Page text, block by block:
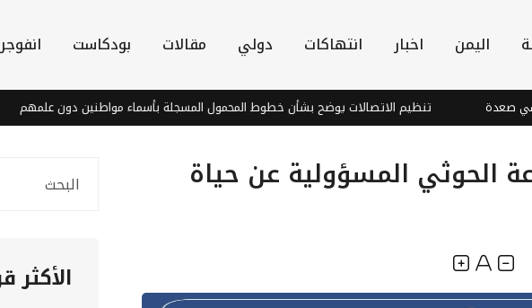
اليمن اخبار انتهاكات دولي مقالات بودكاست
تنظيم الاتصالات يوضح بشأن خطوط المحمول المسجلة بأسماء مواطنين دون علمهم
الحوثي المسؤولية عن حياة
الأكثر